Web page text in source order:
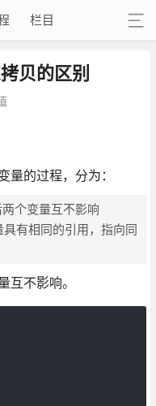
栏目
贝的区别
量的过程，分为：
个变量互不影响
有相同的引用，指向同
互不影响。